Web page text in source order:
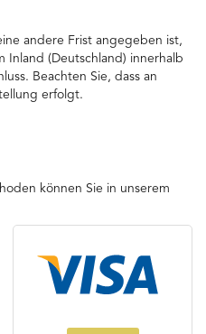
andere Frist angegeben ist,
Inland (Deutschland) innerhalb
Beachten Sie, dass an
erfolgt.
können Sie in unserem